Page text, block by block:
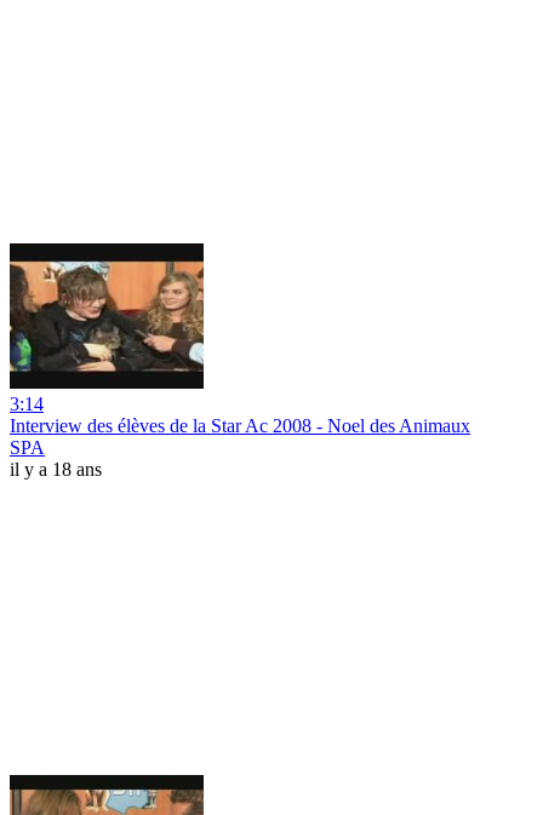
3:14
Interview des élèves de la Star Ac 2008 - Noel des Animaux
SPA
il y a 18 ans